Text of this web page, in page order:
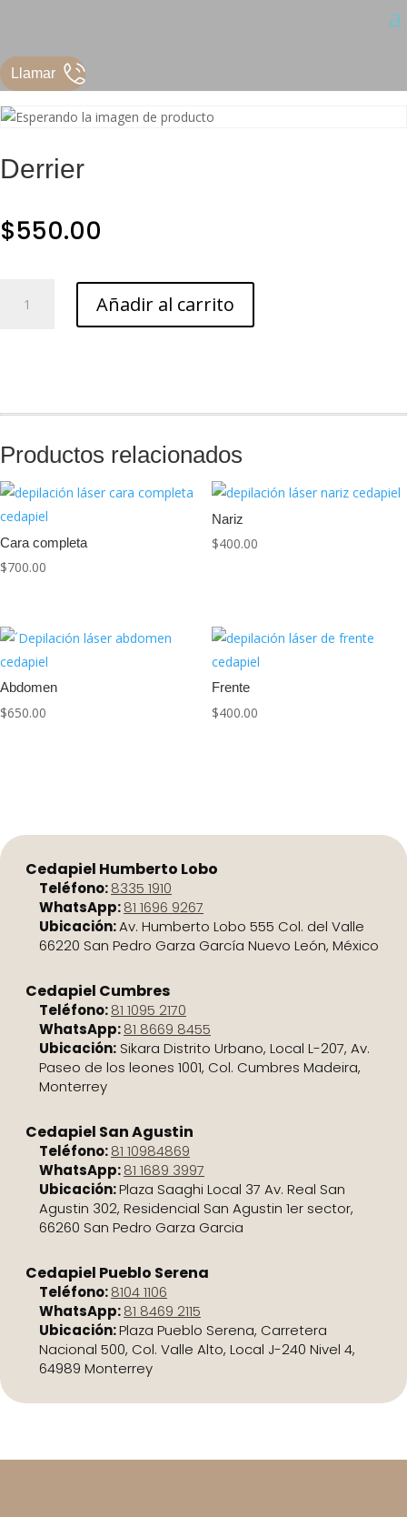
Llamar
Derrier
$550.00
cantidad
Añadir al carrito
Productos relacionados
Cara completa
$700.00
Nariz
$400.00
Abdomen
$650.00
Frente
$400.00
Cedapiel Humberto Lobo
Teléfono:8335 1910
WhatsApp:81 1696 9267
Ubicación:Av. Humberto Lobo 555 Col. del Valle
66220 San Pedro Garza García Nuevo León, México
Cedapiel Cumbres
Teléfono:81 1095 2170
WhatsApp:81 8669 8455
Ubicación: Sikara Distrito Urbano, Local L-207, Av.
Paseo de los leones 1001, Col. Cumbres Madeira,
Monterrey
Cedapiel San Agustin
Teléfono:81 10984869
WhatsApp:81 1689 3997
Ubicación:Plaza Saaghi Local 37 Av. Real San
Agustin 302, Residencial San Agustin 1er sector,
66260 San Pedro Garza Garcia
Cedapiel Pueblo Serena
Teléfono:8104 1106
WhatsApp:81 8469 2115
Ubicación:Plaza Pueblo Serena, Carretera
Nacional 500, Col. Valle Alto, Local J-240 Nivel 4,
64989 Monterrey